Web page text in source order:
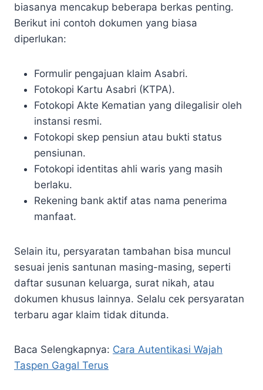
biasanya mencakup beberapa berkas penting.
Berikut ini contoh dokumen yang biasa
diperlukan:
Formulir pengajuan klaim Asabri.
Fotokopi Kartu Asabri (KTPA).
Fotokopi Akte Kematian yang dilegalisir oleh
instansi resmi.
Fotokopi skep pensiun atau bukti status
pensiunan.
Fotokopi identitas ahli waris yang masih
berlaku.
Rekening bank aktif atas nama penerima
manfaat.
Selain itu, persyaratan tambahan bisa muncul
sesuai jenis santunan masing-masing, seperti
daftar susunan keluarga, surat nikah, atau
dokumen khusus lainnya. Selalu cek persyaratan
terbaru agar klaim tidak ditunda.
Baca Selengkapnya: Cara Autentikasi Wajah
Taspen Gagal Terus